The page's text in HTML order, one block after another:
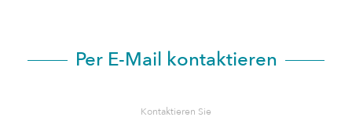
Per E-Mail kontaktieren
Kontaktieren Sie